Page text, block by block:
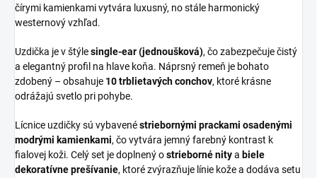
čírymi kamienkami vytvára luxusný, no stále harmonický
westernový vzhľad.
Uzdička je v štýlesingle-ear (jednoušková), čo zabezpečuje čistý
a elegantný profil na hlave koňa. Náprsný remeň je bohato
zdobený – obsahuje 10 trblietavých conchov, ktoré krásne
odrážajú svetlo pri pohybe.
Lícnice uzdičky sú vybavenéstriebornými prackami osadenými
modrými kamienkami, čo vytvára jemný farebný kontrast k
fialovej koži. Celý set je doplnený ostrieborné nitya biele
dekoratívne prešívanie, ktoré zvýrazňuje línie kože a dodáva setu